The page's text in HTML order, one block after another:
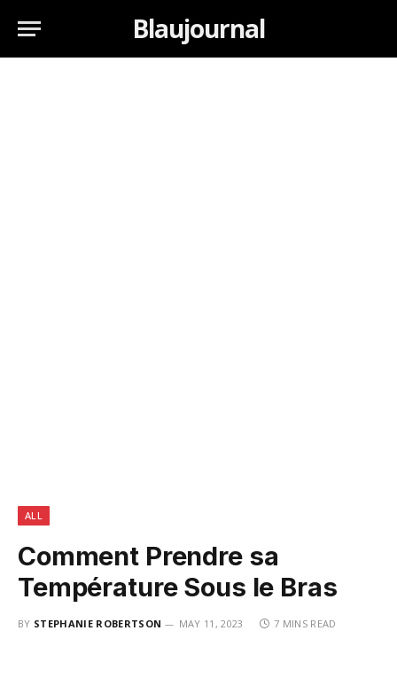
Blaujournal
ALL
Comment Prendre sa
Température Sous le Bras
BY STEPHANIE ROBERTSON MAY 11, 2023 7 MINS READ